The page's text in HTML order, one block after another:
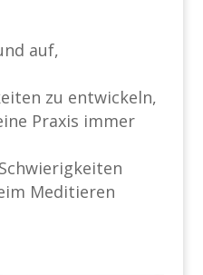
auf,
zu entwickeln,
Praxis immer
Meditieren